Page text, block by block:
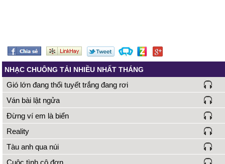
NHẠC CHUÔNG TẢI NHIỀU NHẤT THÁNG
Gió lớn đang thổi tuyết trắng đang rơi
Ván bài lật ngửa
Đừng ví em là biển
Reality
Tàu anh qua núi
Cuộc tình cô đơn